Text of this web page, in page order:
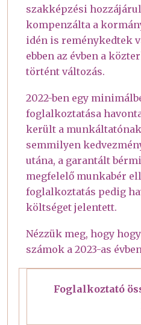
szakképzési
kompenzálta a
idén is reménykedtek
ebben az évben a
történt változás.
2022-ben egy
foglalkoztatása
került a munkáltatónak
semmilyen
utána, a garantált
megfelelő munkabér
foglalkoztatás pedig
költséget jelentett.
Nézzük meg, hogy
számok a 2023-as
Foglalkoztató